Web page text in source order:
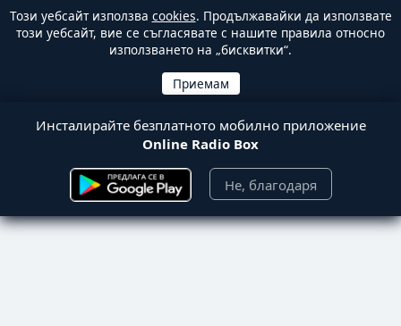
Този уебсайт използва cookies. Продължавайки да използвате
този уебсайт, вие се съгласявате с нашите правила относно
използването на „бисквитки“.
Инсталирайте безплатното мобилно приложение
Online Radio Box
Не, благодаря